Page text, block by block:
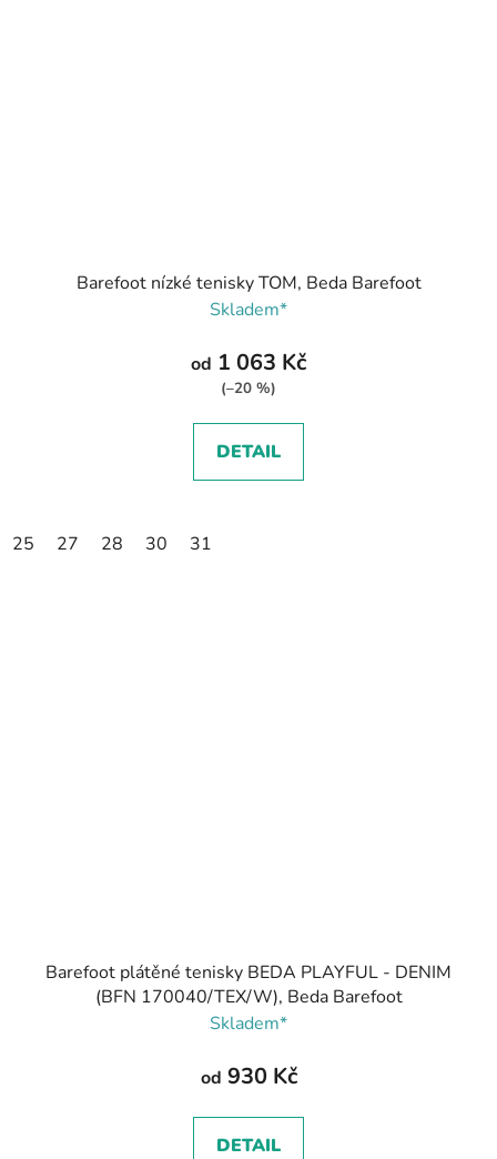
Barefoot nízké tenisky TOM, Beda Barefoot
Skladem*
od 1 063 Kč
(–20 %)
DETAIL
25 27 28 30 31
Barefoot plátěné tenisky BEDA PLAYFUL - DENIM
(BFN 170040/TEX/W), Beda Barefoot
Skladem*
od 930 Kč
DETAIL